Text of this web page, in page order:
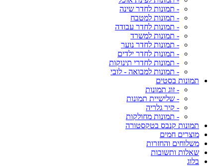
- תמונות לחדר שינה
- תמונות למטבח
- תמונות לחדר עבודה
- תמונות למשרד
- תמונות לחדר נוער
- תמונות לחדר ילדים
- תמונות לחדרי תינוקות
- תמונות למבואה - לובי
תמונות בסטים
- זוג תמונות
- שלישיית תמונות
- קיר גלריה
- תמונות מחולקות
תמונות קנבס בטקסטורה
מוצרים חמים
משלוחים והחזרות
שאלות ותשובות
בלוג